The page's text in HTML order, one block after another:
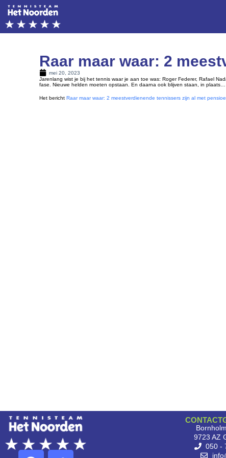
Raar maar waar: 2
mei 20, 2023
Jarenlang wist je bij het tennis waar je aan toe was: Roger Federer, Rafael
fase. Nieuwe helden moeten opstaan. En daarna ook blijven staan, in plaats…
Het bericht Raar maar waar: 2 meestverdienende tennissers zijn al met
9723 AZ
050 -